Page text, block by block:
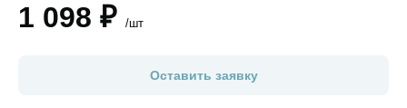
1 098 ₽ /шт
Оставить заявку